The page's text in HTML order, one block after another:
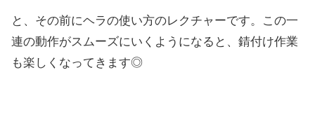
と、その前にヘラの使い方のレクチャーです。この一
連の動作がスムーズにいくようになると、錆付け作業
も楽しくなってきます◎